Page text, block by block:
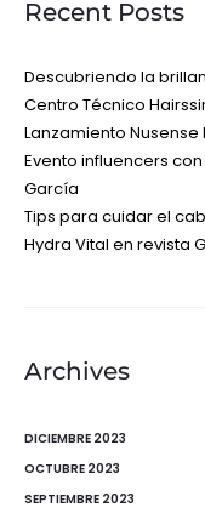
Recent Posts
Descubriendo la
Centro Técnico
Lanzamiento Nusense
Evento influencers
García
Tips para cuidar el
Hydra Vital en revista
Archives
DICIEMBRE 2023
OCTUBRE 2023
SEPTIEMBRE 2023